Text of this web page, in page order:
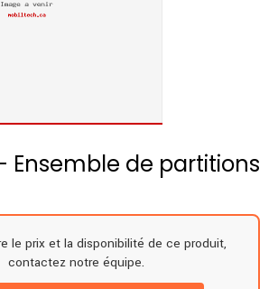
Ensemble de partitions
le prix et la disponibilité de ce produit,
contactez notre équipe.